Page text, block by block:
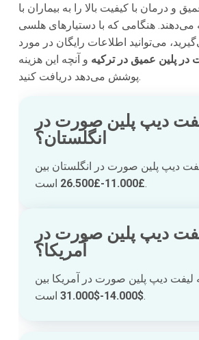
و درمان با کیفیت بالا را به بیماران با
می‌دهند. هنگامی که با دستیار‌های هلسی
می‌توانید اطلاعات رایگان در مورد
پلین عمیق در ترکیه و آنچه این هزینه
پوشش می‌دهد دریافت کنید.
دیپ پلین صورت در
انگلستان؟
دیپ پلین صورت در انگلستان بین
£11.000-£26.500است.
دیپ پلین صورت در
آمریکا؟
لیفت دیپ پلین صورت در آمریکا بین
$14.000-$31.000است.